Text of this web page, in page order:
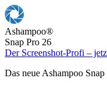
Ashampoo®
Snap Pro 26
Der Screenshot-Profi –
Das neue Ashampoo